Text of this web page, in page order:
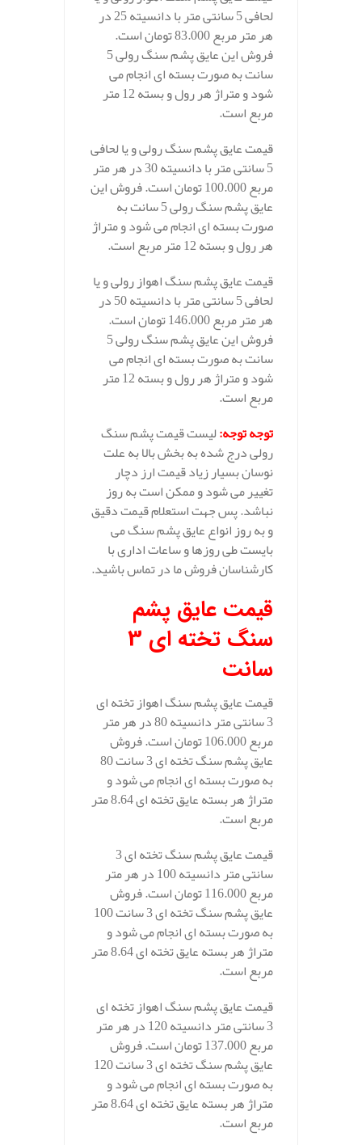
لحافی 5 سانتی متر با دانسیته 25 در
هر متر مربع 83.000 تومان است.
فروش این عایق پشم سنگ رولی 5
سانت به صورت بسته ای انجام می
شود و متراژ هر رول و بسته 12 متر
مربع است.
قیمت عایق پشم سنگ رولی و یا لحافی
5 سانتی متر با دانسیته 30 در هر متر
مربع 100.000 تومان است. فروش این
عایق پشم سنگ رولی 5 سانت به
صورت بسته ای انجام می شود و متراژ
هر رول و بسته 12 متر مربع است.
قیمت عایق پشم سنگ اهواز رولی و یا
لحافی 5 سانتی متر با دانسیته 50 در
هر متر مربع 146.000 تومان است.
فروش این عایق پشم سنگ رولی 5
سانت به صورت بسته ای انجام می
شود و متراژ هر رول و بسته 12 متر
مربع است.
توجه توجه:لیست قیمت پشم سنگ
رولی درج شده به بخش بالا به علت
نوسان بسیار زیاد قیمت ارز دچار
تغییر می شود و ممکن است به روز
نباشد. پس جهت استعلام قیمت دقیق
و به روز انواع عایق پشم سنگ می
بایست طی روزها و ساعات اداری با
کارشناسان فروش ما در تماس باشید.
قیمت عایق پشم
سنگ تخته ای 3
سانت
قیمت عایق پشم سنگ اهواز تخته ای
3 سانتی متر دانسیته 80 در هر متر
مربع 106.000 تومان است. فروش
عایق پشم سنگ تخته ای 3 سانت 80
به صورت بسته ای انجام می شود و
متراژ هر بسته عایق تخته ای 8.64 متر
مربع است.
قیمت عایق پشم سنگ تخته ای 3
سانتی متر دانسیته 100 در هر متر
مربع 116.000 تومان است. فروش
عایق پشم سنگ تخته ای 3 سانت 100
به صورت بسته ای انجام می شود و
متراژ هر بسته عایق تخته ای 8.64 متر
مربع است.
قیمت عایق پشم سنگ اهواز تخته ای
3 سانتی متر دانسیته 120 در هر متر
مربع 137.000 تومان است. فروش
عایق پشم سنگ تخته ای 3 سانت 120
به صورت بسته ای انجام می شود و
متراژ هر بسته عایق تخته ای 8.64 متر
مربع است.